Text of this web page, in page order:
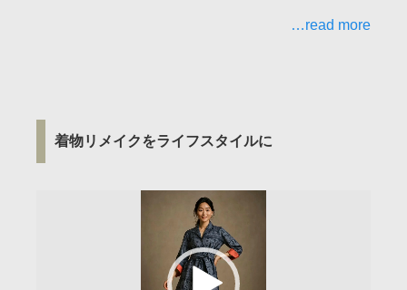
…read more
着物リメイクをライフスタイルに